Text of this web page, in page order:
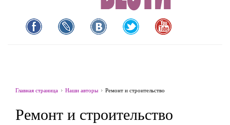
Главная страница Наши авторы Ремонт и строительство
Ремонт и строительство